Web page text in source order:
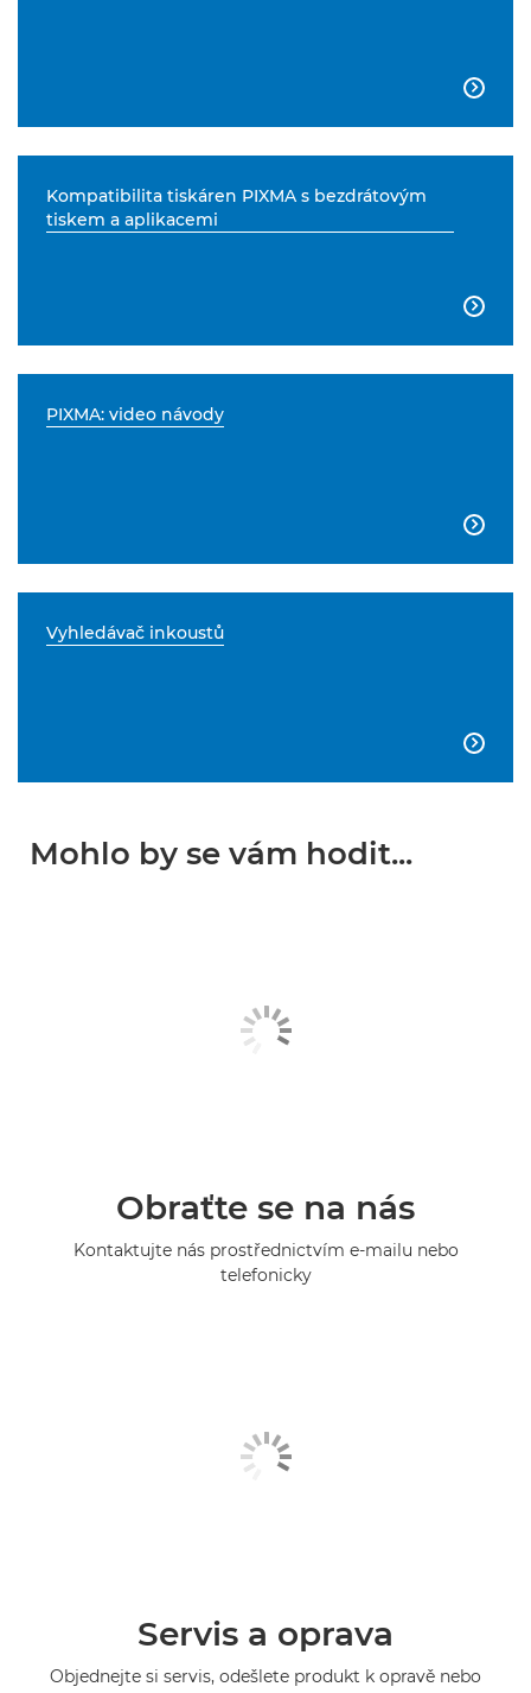

Kompatibilita tiskáren PIXMA s bezdrátovým
tiskem a aplikacemi

PIXMA: video návody

Vyhledávač inkoustů

Mohlo by se vám hodit...
Obraťte se na nás
Kontaktujte nás prostřednictvím e-mailu nebo
telefonicky
Servis a oprava
Objednejte si servis, odešlete produkt k opravě nebo